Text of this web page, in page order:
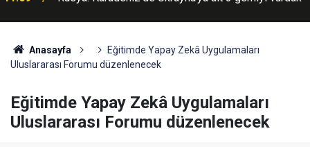
Anasayfa
Eğitimde Yapay Zekâ Uygulamaları
Uluslararası Forumu düzenlenecek
Eğitimde Yapay Zekâ Uygulamaları
Uluslararası Forumu düzenlenecek